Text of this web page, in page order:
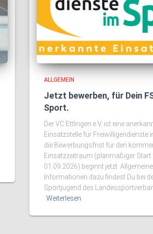
ALLGEMEIN
Jetzt bewerben, für Dein
Sport.
Der VC Ettlingen e.V. ist eine
Einsatzstelle für Freiwilligendienste
die Bewerbungsfrist für den
Einsatzzeitraum (planmäßiger Start
01.09.2026) beginnt jetzt. Allgemeine
Informationen dazu findest Du bei
Sportjugend des
Weiterlesen